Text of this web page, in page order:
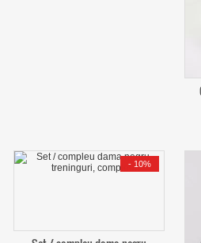
- 10%